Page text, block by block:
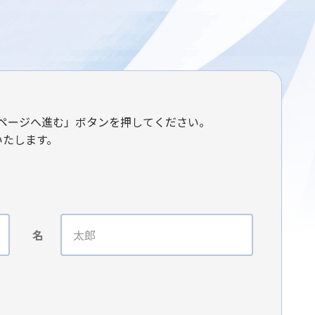
ジへ進む」ボタンを押してください。
します。
名